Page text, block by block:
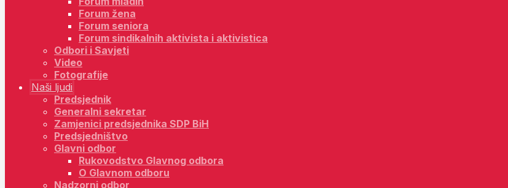
Forum žena
Forum seniora
Forum sindikalnih aktivista i aktivistica
Odbori i Savjeti
Video
Fotografije
Naši ljudi
Predsjednik
Generalni sekretar
Zamjenici predsjednika SDP BiH
Predsjedništvo
Glavni odbor
Rukovodstvo Glavnog odbora
O Glavnom odboru
Nadzorni odbor